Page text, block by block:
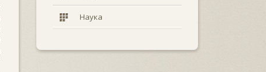
Наука